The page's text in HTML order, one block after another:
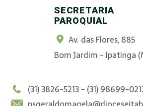
SECRETARIA
PAROQUIAL
Av. das Flores, 885
Bom Jardim - Ipatinga
(31) 3826-5213 - (31) 98699-